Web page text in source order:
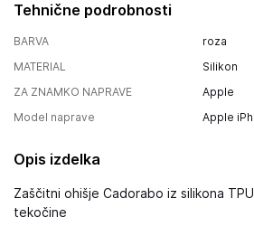
Tehnične podrobnosti
BARVA
roza
MATERIAL
Silikon
ZA ZNAMKO NAPRAVE
Apple
Model naprave
Apple
Opis izdelka
Zaščitni ohišje Cadorabo iz silikona
tekočine